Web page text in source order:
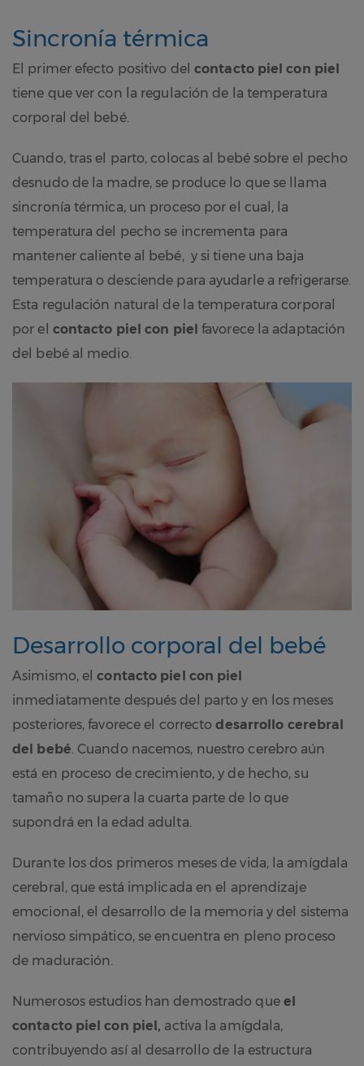
Sincronía térmica
El primer efecto positivo del contacto piel con piel
tiene que ver con la regulación de la temperatura
corporal del bebé.
Cuando, tras el parto, colocas al bebé sobre el pecho
desnudo de la madre, se produce lo que se llama
sincronía térmica, un proceso por el cual, la
temperatura del pecho se incrementa para
mantener caliente al bebé, y si tiene una baja
temperatura o desciende para ayudarle a refrigerarse.
Esta regulación natural de la temperatura corporal
por el contacto piel con piel favorece la adaptación
del bebé al medio.
Desarrollo corporal del bebé
Asimismo, elcontacto piel con piel
inmediatamente después del parto y en los meses
posteriores, favorece el correctodesarrollo cerebral
del bebé. Cuando nacemos, nuestro cerebro aún
está en proceso de crecimiento, y de hecho, su
tamaño no supera la cuarta parte de lo que
supondrá en la edad adulta.
Durante los dos primeros meses de vida, la amígdala
cerebral, que está implicada en el aprendizaje
emocional, el desarrollo de la memoria y del sistema
nervioso simpático, se encuentra en pleno proceso
de maduración.
Numerosos estudios han demostrado que el
contacto piel con piel, activa la amígdala,
contribuyendo así al desarrollo de la estructura